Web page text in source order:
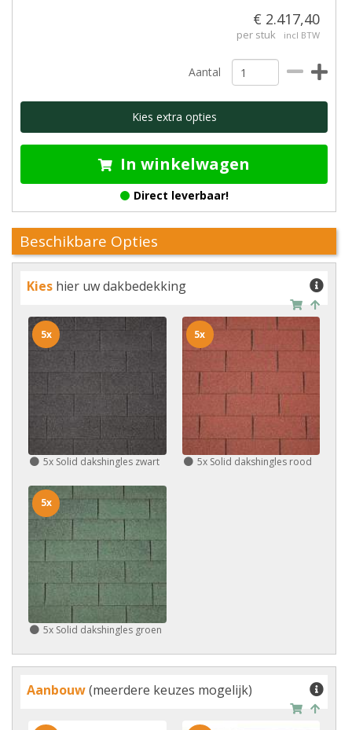
€ 2.417,40
per stuk incl BTW
Aantal
Kies extra opties
In winkelwagen
Direct leverbaar!
Beschikbare Opties
Kies hier uw dakbedekking
5x Solid dakshingles zwart
5x
5xSolid dakshingles rood
5x
5x Solid dakshingles groen
5x
Aanbouw(meerdere keuzes mogelijk)